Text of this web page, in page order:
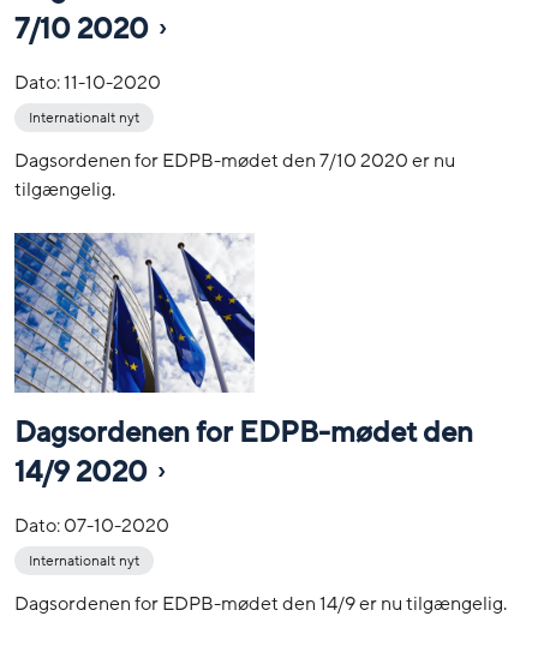
7/10 2020
Dato:11-10-2020
Internationalt nyt
Dagsordenen for EDPB-mødet den 7/10 2020 er nu
tilgængelig.
Dagsordenen for EDPB-mødet den
14/9 2020
Dato:07-10-2020
Internationalt nyt
Dagsordenen for EDPB-mødet den 14/9 er nu tilgængelig.